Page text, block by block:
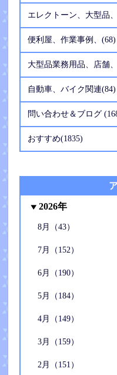
エレクトーン、大型品
便利屋、作業事例、(68)
大型品業務用品、店舗
自動車、バイク関連(84)
問い合わせ＆ブログ
おすすめ(1835)
2026年
8月（43）
7月（152）
6月（190）
5月（184）
4月（149）
3月（159）
2月（151）